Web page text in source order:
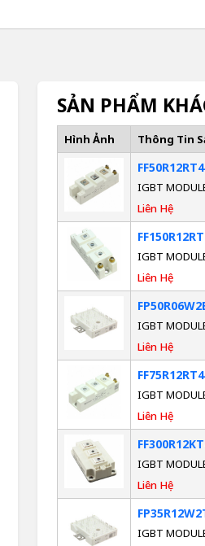
SẢN PHẨM
Hình Ảnh Thông Tin
IGBT
Liên Hệ
IGBT
Liên Hệ
IGBT
Liên Hệ
IGBT
Liên Hệ
IGBT
Liên Hệ
IGBT